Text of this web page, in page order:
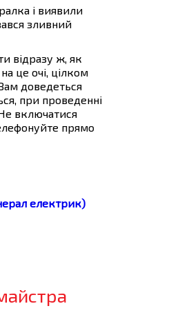
і виявили
зливний
відразу ж, як
це очі, цілком
доведеться
при проведенні
включатися
прямо
електрик)